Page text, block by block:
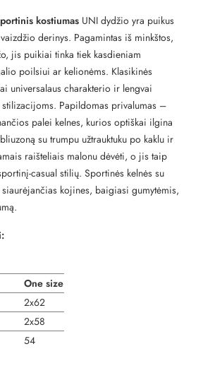
kostiumas UNI dydžio yra puikus
derinys. Pagamintas iš minkštos,
jis puikiai tinka tiek kasdieniam
poilsiui ar kelionėms. Klasikinės
universalaus charakterio ir lengvai
Papildomas privalumas –
palei kelnes, kurios optiškai ilgina
su trumpu užtrauktuku po kaklu ir
raišteliais malonu dėvėti, o jis taip
casual stilių. Sportinės kelnės su
kojines, baigiasi gumytėmis,
One size
2x62
2x58
54